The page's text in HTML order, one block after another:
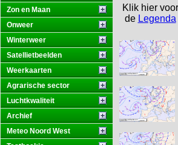
Zon en Maan
Onweer
Winterweer
Satellietbeelden
Weerkaarten
Agrarische sector
Luchtkwaliteit
Archief
Meteo Noord West
Klik hier voor
de Legenda